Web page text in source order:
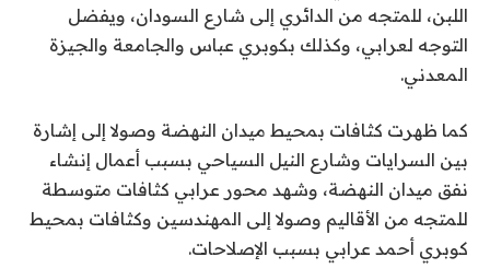
اللبن، للمتجه من الدائري إلى شارع السودان، ويفضل
التوجه لعرابي، وكذلك بكوبري عباس والجامعة والجيزة
المعدني.
كما ظهرت كثافات بمحيط ميدان النهضة وصولا إلى إشارة
بين السرايات وشارع النيل السياحي بسبب أعمال إنشاء
نفق ميدان النهضة، وشهد محور عرابي كثافات متوسطة
للمتجه من الأقاليم وصولا إلى المهندسين وكثافات بمحيط
كوبري أحمد عرابي بسبب الإصلاحات.